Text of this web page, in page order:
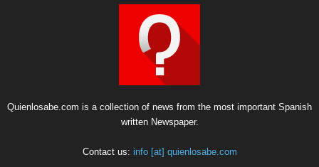
Quienlosabe.com is a collection of news from the most important Spanish
written Newspaper.
Contact us: info [at] quienlosabe.com